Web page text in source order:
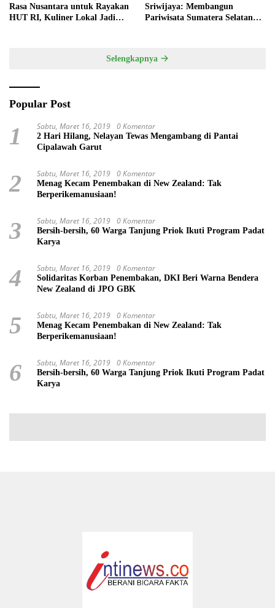
Rasa Nusantara untuk Rayakan
HUT RI, Kuliner Lokal Jadi
Sriwijaya: Membangun
Pariwisata Sumatera Selatan
Selengkapnya
Popular Post
1 Sabtu, Maret 16, 2019 0 Komentar
2 Hari Hilang, Nelayan Tewas Mengambang di Pantai
Cipalawah Garut
2 Sabtu, Maret 16, 2019 0 Komentar
Menag Kecam Penembakan di New Zealand: Tak
Berperikemanusiaan!
3 Sabtu, Maret 16, 2019 0 Komentar
Bersih-bersih, 60 Warga Tanjung Priok Ikuti Program Padat
Karya
4 Sabtu, Maret 16, 2019 0 Komentar
Solidaritas Korban Penembakan, DKI Beri Warna Bendera
New Zealand di JPO GBK
5 Sabtu, Maret 16, 2019 0 Komentar
Menag Kecam Penembakan di New Zealand: Tak
Berperikemanusiaan!
6 Sabtu, Maret 16, 2019 0 Komentar
Bersih-bersih, 60 Warga Tanjung Priok Ikuti Program Padat
Karya